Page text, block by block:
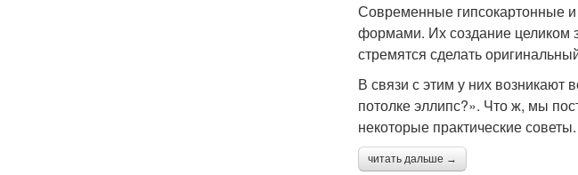
Современные гипсокартонные
формами. Их создание целиком
стремятся сделать
В связи с этим у них возникают
потолке эллипс?». Что ж, мы
некоторые практические советы.
читать дальше →